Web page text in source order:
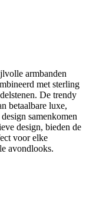
armbanden
met sterling
De trendy
betaalbare luxe,
samenkomen
design, bieden de
voor elke
avondlooks.